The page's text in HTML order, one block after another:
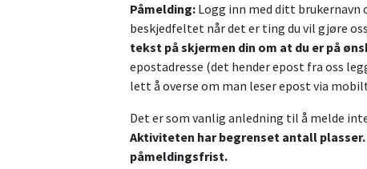
Påmelding: Logg inn med ditt brukernavn
beskjedfeltet når det er ting du vil gjøre
tekst på skjermen din om at du er på
epostadresse (det hender epost fra oss
lett å overse om man leser epost via
Det er som vanlig anledning til å melde
Aktiviteten har begrenset antall
påmeldingsfrist.